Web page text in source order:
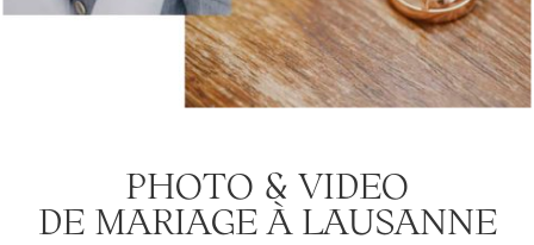
PHOTO & VIDEO
DE MARIAGE À LAUSANNE